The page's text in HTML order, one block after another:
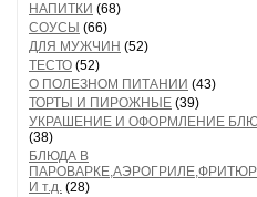
НАПИТКИ (68)
СОУСЫ (66)
ДЛЯ МУЖЧИН (52)
ТЕСТО (52)
О ПОЛЕЗНОМ ПИТАНИИ (43)
ТОРТЫ И ПИРОЖНЫЕ (39)
УКРАШЕНИЕ И ОФОРМЛЕНИЕ
(38)
БЛЮДА В
И т.д. (28)